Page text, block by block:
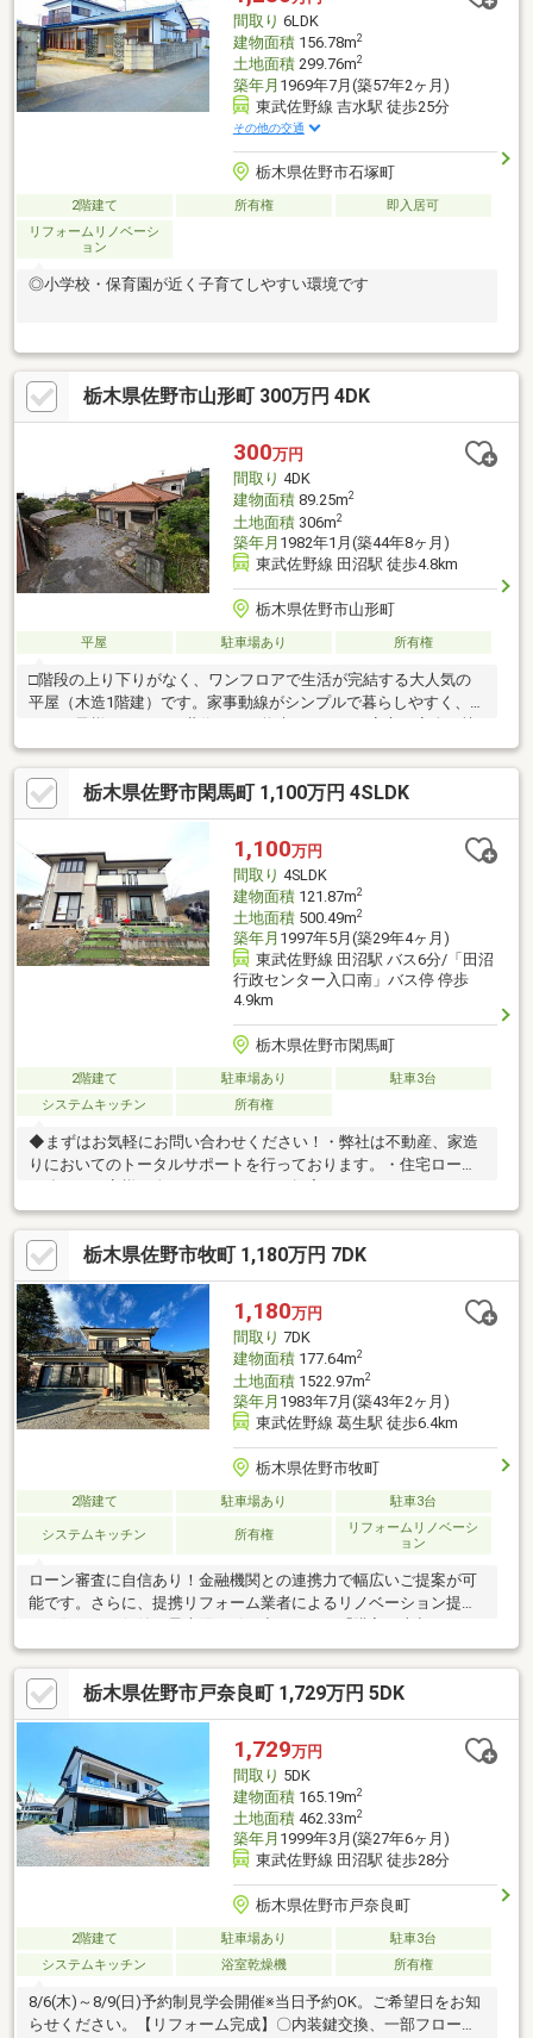
間取り 6LDK
建物面積156.78m2
土地面積299.76m2
築年月 1969年7月(築57年2ヶ月)
東武佐野線 吉水駅 徒歩25分
その他の交通
栃木県佐野市石塚町
2階建て 所有権
即入居可
リフォームリノベーシ
ョン
◎小学校・保育園が近く子育てしやすい環境です
栃木県佐野市山形町 300万円 4DK
300万円
間取り 4DK
建物面積89.25m2
土地面積306m2
築年月 1982年1月(築44年8ヶ月)
東武佐野線 田沼駅 徒歩4.8km
栃木県佐野市山形町
平屋 駐車場あり 所有権
□階段の上り下りがなく、ワンフロアで生活が完結する大人気の
平屋（木造1階建）です。家事動線がシンプルで暮らしやすく、小
適に生活できます。□約92坪のゆとりある敷地が魅力！複数台の
駐車スペースを確保できるのはもちろん、大きなお庭で本格的な
家庭菜園やガーデニングを楽しんだり、ペットと遊んだりと、戸
建てならではの自由を満喫できます。□南側に面した明るい「広
縁」を備えた、和の風情を感じる間取りです。ポカポカとした日
差しの中で読書をしたり、お茶を飲んだり、お昼寝をしたりと、
時間を忘れてゆったりとくつろげる癒やしの空間です。
栃木県佐野市閑馬町 1,100万円 4SLDK
1,100万円
間取り 4SLDK
建物面積121.87m2
土地面積500.49m2
築年月 1997年5月(築29年4ヶ月)
東武佐野線 田沼駅 バス6分/「田沼
行政センター入口南」バス停 停歩
4.9km
栃木県佐野市閑馬町
2階建て 駐車場あり
駐車3台
システムキッチン
所有権
◆まずはお気軽にお問い合わせください！・弊社は不動産、家造
りにおいてのトータルサポートを行っております。・住宅ローン
す。・スタッフ一同、誠心誠意ご対応させていただきます！◆経
験知識が豊富なスタッフが在籍！迅速な対応を心掛けておりま
す。・お問合せを受けてから即日ご対応をさせていただきま
す。・その他物件情報も多数ございます！お気軽にお問い合わせ
ください。
栃木県佐野市牧町 1,180万円 7DK
1,180万円
間取り 7DK
建物面積177.64m2
土地面積1522.97m2
築年月 1983年7月(築43年2ヶ月)
東武佐野線 葛生駅 徒歩6.4km
栃木県佐野市牧町
2階建て 駐車場あり 駐車3台
システムキッチン 所有権
リフォームリノベーシ
ョン
ローン審査に自信あり！金融機関との連携力で幅広いご提案が可
能です。さらに、提携リフォーム業者によるリノベーション提案
ォーム」すべて当社にお任せください。
栃木県佐野市戸奈良町 1,729万円 5DK
1,729万円
間取り 5DK
建物面積165.19m2
土地面積462.33m2
築年月 1999年3月(築27年6ヶ月)
東武佐野線 田沼駅 徒歩28分
栃木県佐野市戸奈良町
2階建て 駐車場あり
駐車3台
システムキッチン
浴室乾燥機 所有権
8/6(木)～8/9(日)予約制見学会開催※当日予約OK。ご希望日をお知
らせください。【リフォーム完成】〇内装鍵交換、一部フローリ